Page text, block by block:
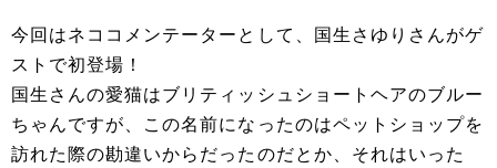
今回はネココメンテーターとして、国生さゆりさんがゲ
ストで初登場！
国生さんの愛猫はブリティッシュショートヘアのブルー
ちゃんですが、この名前になったのはペットショップを
訪れた際の勘違いからだったのだとか、それはいった